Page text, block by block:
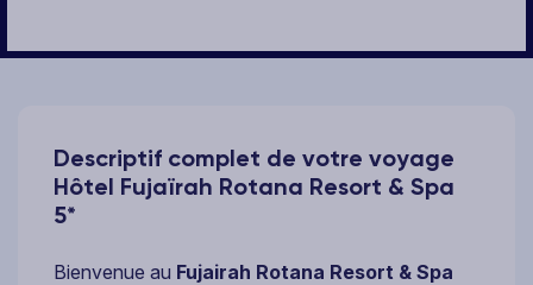
Descriptif complet de votre voyage
Hôtel Fujaïrah Rotana Resort & Spa
5*
Bienvenue au Fujairah Rotana Resort & Spa